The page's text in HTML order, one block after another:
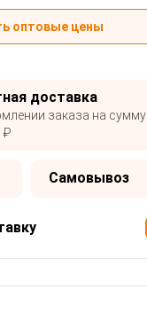
Получить оптовые цены
доставка
заказа на сумму
₽
Самовывоз